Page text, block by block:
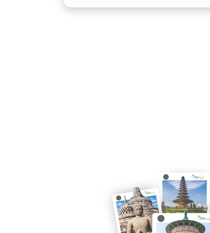
2. Efisiensi dan Performa
Menggunakan mobil sedan
Camry Depok sangat dibutuhkan
4. Fleksibel: Harian,
Anda bisa memilih skema rental